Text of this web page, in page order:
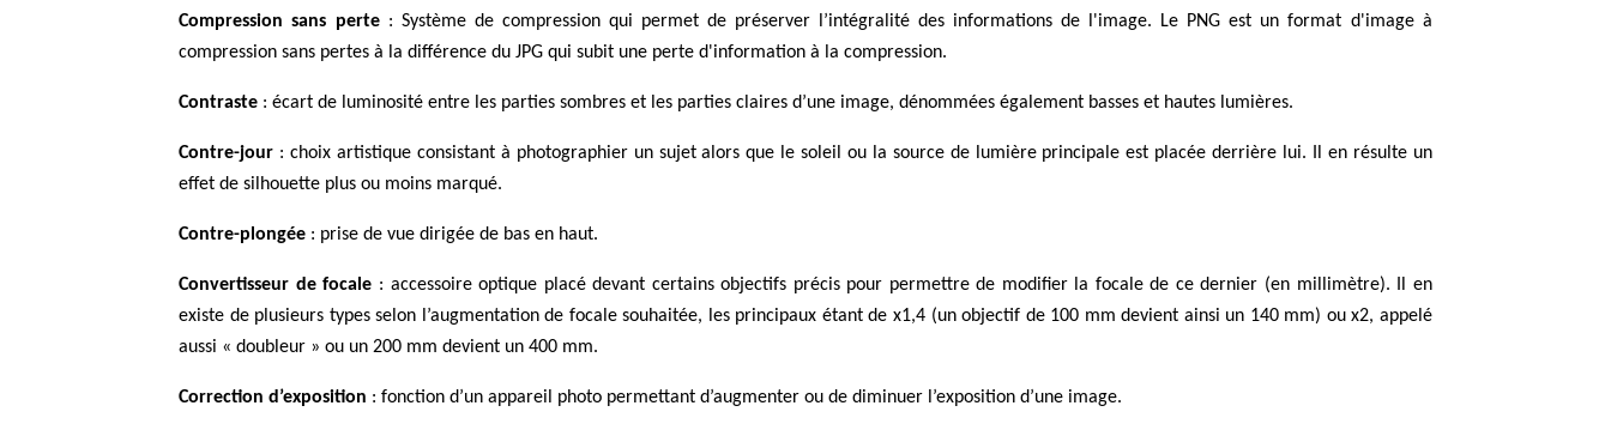
Compression sans perte: Système de compression qui permet de préserver l’intégralité des informations de l'image. Le PNG est un format d'image à
compression sans pertes à la différence du JPG qui subit une perte d'information à la compression.
Contraste : écart de luminosité entre les parties sombres et les parties claires d’une image, dénommées également basses et hautes lumières.
Contre-jour : choix artistique consistant à photographier un sujet alors que le soleil ou la source de lumière principale est placée derrière lui. Il en résulte un
effet de silhouette plus ou moins marqué.
Contre-plongée : prise de vue dirigée de bas en haut.
Convertisseur de focale : accessoire optique placé devant certains objectifs précis pour permettre de modifier la focale de ce dernier (en millimètre). Il en
existe de plusieurs types selon l’augmentation de focale souhaitée, les principaux étant de x1,4 (un objectif de 100 mm devient ainsi un 140 mm) ou x2, appelé
aussi « doubleur » ou un 200 mm devient un 400 mm.
Correction d’exposition : fonction d’un appareil photo permettant d’augmenter ou de diminuer l’exposition d’une image.